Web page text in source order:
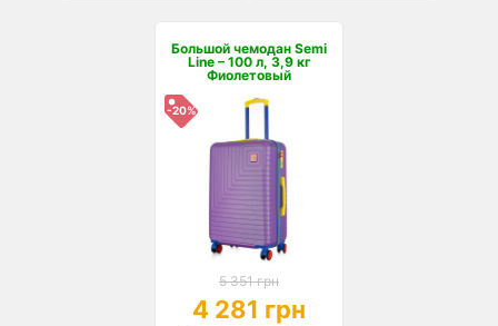
Большой чемодан Semi
Line – 100 л, 3,9 кг
Фиолетовый
-20%
5 351 грн
4 281 грн